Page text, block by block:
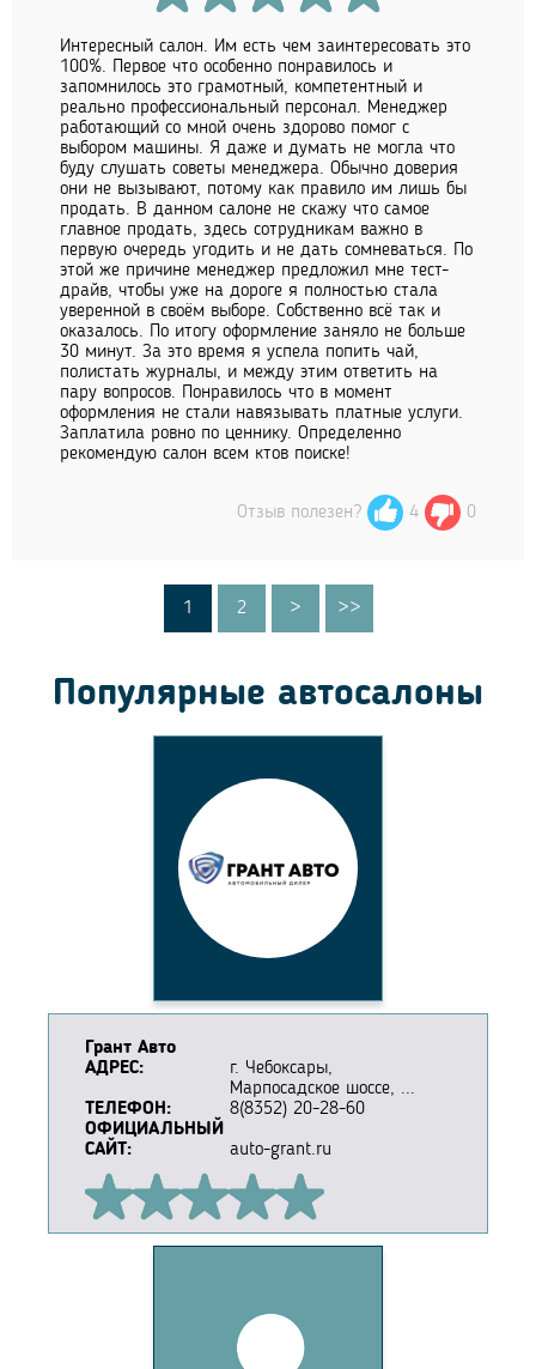
Интересный салон. Им есть чем заинтересовать это
100%. Первое что особенно понравилось и
запомнилось это грамотный, компетентный и
реально профессиональный персонал. Менеджер
работающий со мной очень здорово помог с
выбором машины. Я даже и думать не могла что
буду слушать советы менеджера. Обычно доверия
они не вызывают, потому как правило им лишь бы
продать. В данном салоне не скажу что самое
главное продать, здесь сотрудникам важно в
первую очередь угодить и не дать сомневаться. По
этой же причине менеджер предложил мне тест-
драйв, чтобы уже на дороге я полностью стала
уверенной в своём выборе. Собственно всё так и
оказалось. По итогу оформление заняло не больше
30 минут. За это время я успела попить чай,
полистать журналы, и между этим ответить на
пару вопросов. Понравилось что в момент
оформления не стали навязывать платные услуги.
Заплатила ровно по ценнику. Определенно
рекомендую салон всем ктов поиске!
Отзыв полезен? 4 0
1 2 > >>
Популярные автосалоны
Грант Авто
АДРЕС:
г. Чебоксары,
Марпосадское шоссе, ...
ТЕЛЕФОН:
8(8352) 20-28-60
ОФИЦИАЛЬНЫЙ
САЙТ:
auto-grant.ru